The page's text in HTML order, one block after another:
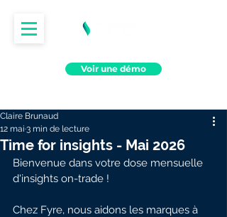
Voir une démo
Time for insights - Mai 2026
Claire Brunaud
12 mai 3 min de lecture
Bienvenue dans votre dose mensuelle
d'insights on-trade !
Chez Fyre, nous aidons les marques à